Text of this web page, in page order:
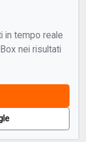
in tempo reale
nei risultati